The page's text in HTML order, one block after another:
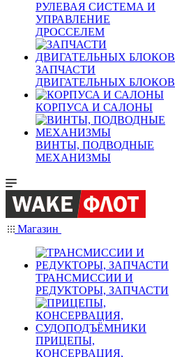
РУЛЕВАЯ СИСТЕМА И
УПРАВЛЕНИЕ
ДРОССЕЛЕМ
ЗАПЧАСТИ
ДВИГАТЕЛЬНЫХ БЛОКОВ
КОРПУСА И САЛОНЫ
ВИНТЫ, ПОДВОДНЫЕ
МЕХАНИЗМЫ
Магазин
ТРАНСМИССИИ И
РЕДУКТОРЫ, ЗАПЧАСТИ
ПРИЦЕПЫ,
КОНСЕРВАЦИЯ,